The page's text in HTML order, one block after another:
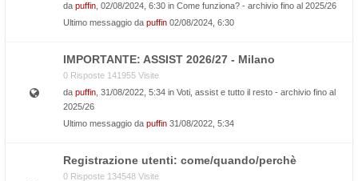
da puffin , 02/08/2024, 6:30 in Come funziona? - archivio fino al 2025/26
Ultimo messaggio da puffin 02/08/2024, 6:30
IMPORTANTE: ASSIST 2026/27 - Milano
0 Risposte 141955 Visite
da puffin , 31/08/2022, 5:34 in Voti, assist e tutto il resto - archivio fino al
2025/26
Ultimo messaggio da puffin 31/08/2022, 5:34
Registrazione utenti: come/quando/perchè
0 Risposte 134548 Visite